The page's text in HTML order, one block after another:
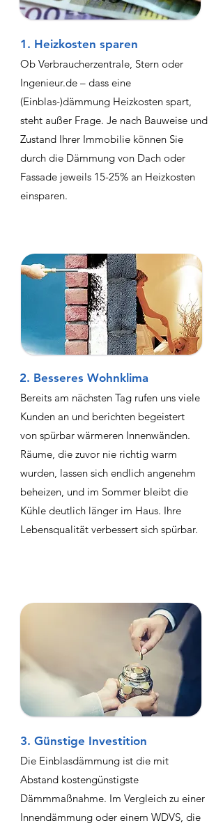
1. Heizkosten sparen
Ob Verbraucherzentrale, Stern oder
Ingenieur.de – dass eine
(Einblas-)dämmung Heizkosten spart,
steht außer Frage. Je nach Bauweise und
Zustand Ihrer Immobilie können Sie
durch die Dämmung von Dach oder
Fassade jeweils 15-25% an Heizkosten
einsparen.
2. Besseres Wohnklima
Bereits am nächsten Tag rufen uns viele
Kunden an und berichten begeistert
von spürbar wärmeren Innenwänden.
Räume, die zuvor nie richtig warm
wurden, lassen sich endlich angenehm
beheizen, und im Sommer bleibt die
Kühle deutlich länger im Haus. Ihre
Lebensqualität verbessert sich spürbar.
3. Günstige Investition
Die Einblasdämmung ist die mit
Abstand kostengünstigste
Dämmmaßnahme. Im Vergleich zu einer
Innendämmung oder einem WDVS, die